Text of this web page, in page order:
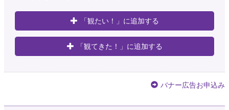
「観たい！」に追加する
「観てきた！」に追加する
バナー広告お申込み